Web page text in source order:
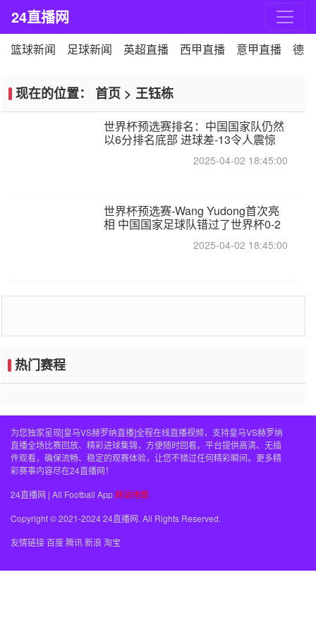
24直播网
篮球新闻 足球新闻 英超直播 西甲直播 意甲直播 德
现在的位置： 首页 > 王钰栋
世界杯预选赛排名：中国国家队仍然
以6分排名底部 进球差-13令人震惊
2025-04-02 18:45:00
世界杯预选赛-Wang Yudong首次亮
相 中国国家足球队错过了世界杯0-2
2025-04-02 18:45:00
热门赛程
为您独家呈现[皇马VS赫罗纳直播]全程在线直播视频，支持皇马VS赫罗纳
直播全场比赛回放、精彩进球集锦，方便随时回看。平台提供高清、无插
件观看，确保流畅、稳定的观赛体验，让您不错过任何精彩瞬间。更多精
彩赛事内容尽在24直播网！
24直播网 | All Football App 网站地图
Copyright © 2021-2024 24直播网. All Rights Reserved.
友情链接百度腾讯新浪 淘宝